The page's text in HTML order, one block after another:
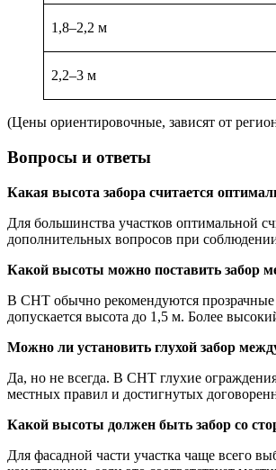
1,8–2,2 м
2,2–3 м
(Цены ориентировочные, зависят от
Вопросы и ответы
Какая высота забора считается
Для большинства участков оптимальной
дополнительных вопросов при
Какой высоты можно поставить забор
В СНТ обычно рекомендуются
допускается высота до 1,5 м. Более
Можно ли установить глухой забор
Да, но не всегда. В СНТ глухие
местных правил и достигнутых
Какой высоты должен быть забор со
Для фасадной части участка чаще всего